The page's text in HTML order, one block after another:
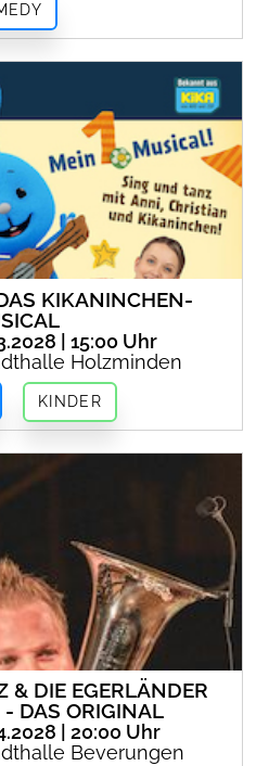
KIKANINCHEN-
| 15:00 Uhr
Holzminden
KINDER
& DIE EGERLÄNDER
DAS ORIGINAL
| 20:00 Uhr
Beverungen